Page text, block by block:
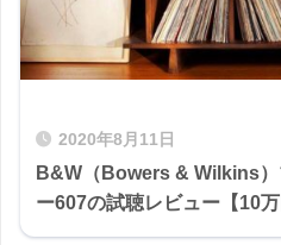
2020年8月11日
B&W（Bowers & Wilkins）
ー607の試聴レビュー【10万